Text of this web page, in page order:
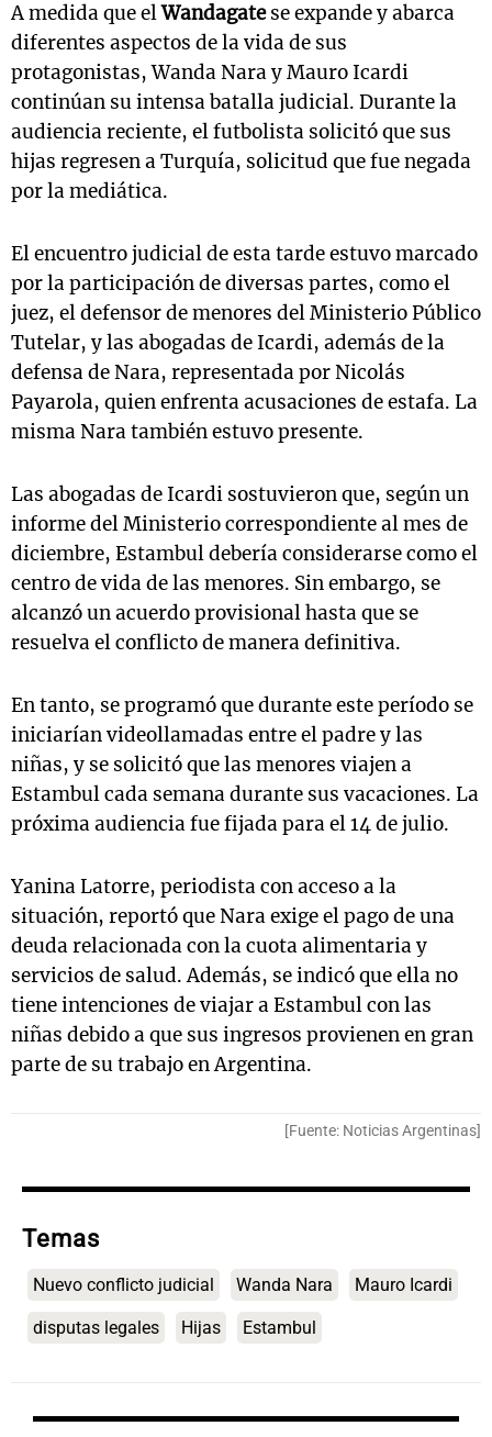
A medida que elWandagatese expande y abarca
diferentes aspectos de la vida de sus
protagonistas, Wanda Nara y Mauro Icardi
continúan su intensa batalla judicial. Durante la
audiencia reciente, el futbolista solicitó que sus
hijas regresen a Turquía, solicitud que fue negada
por la mediática.
El encuentro judicial de esta tarde estuvo marcado
por la participación de diversas partes, como el
juez, el defensor de menores del Ministerio Público
Tutelar, y las abogadas de Icardi, además de la
defensa de Nara, representada por Nicolás
Payarola, quien enfrenta acusaciones de estafa. La
misma Nara también estuvo presente.
Las abogadas de Icardi sostuvieron que, según un
informe del Ministerio correspondiente al mes de
diciembre, Estambul debería considerarse como el
centro de vida de las menores. Sin embargo, se
alcanzó un acuerdo provisional hasta que se
resuelva el conflicto de manera definitiva.
En tanto, se programó que durante este período se
iniciarían videollamadas entre el padre y las
niñas, y se solicitó que las menores viajen a
Estambul cada semana durante sus vacaciones. La
próxima audiencia fue fijada para el 14 de julio.
Yanina Latorre, periodista con acceso a la
situación, reportó que Nara exige el pago de una
deuda relacionada con la cuota alimentaria y
servicios de salud. Además, se indicó que ella no
tiene intenciones de viajar a Estambul con las
niñas debido a que sus ingresos provienen en gran
parte de su trabajo en Argentina.
[Fuente: Noticias Argentinas]
Temas
Nuevo conflicto judicial Wanda Nara Mauro Icardi
disputas legales Hijas Estambul